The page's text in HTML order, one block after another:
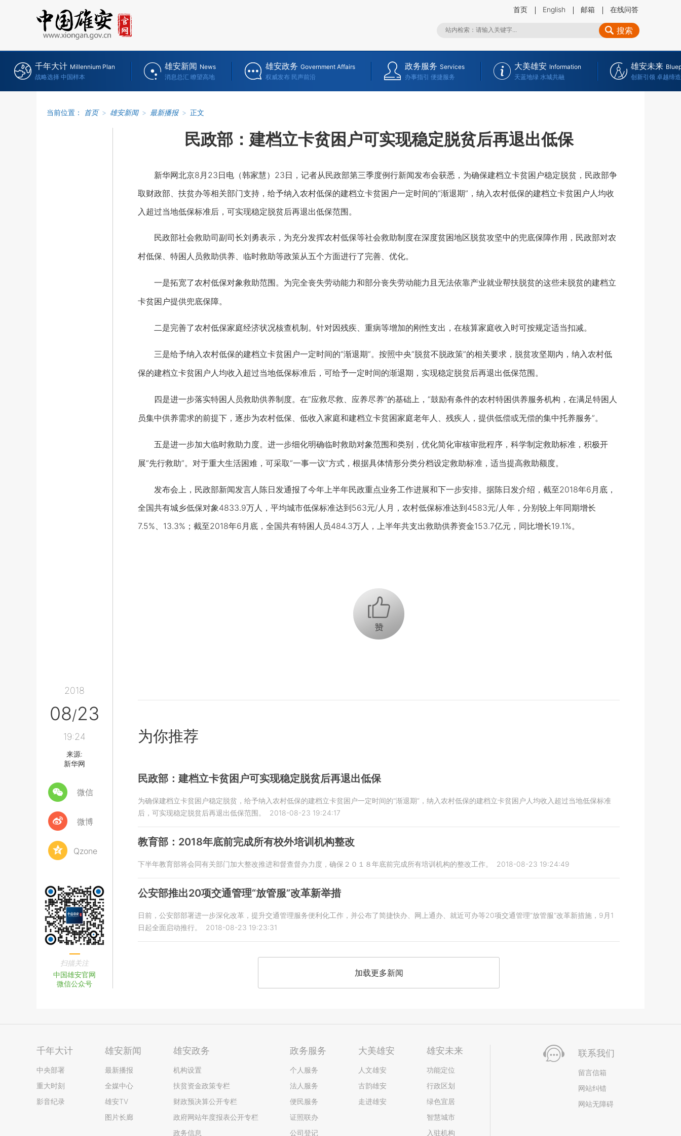
首页 English 邮箱 在线问答
搜索
千年大计 Millennium Plan
战略选择 中国样本
雄安新闻 News
消息总汇 瞭望高地
雄安政务 Government Affairs
权威发布 民声前沿
政务服务 Services
办事指引 便捷服务
大美雄安 Information
天蓝地绿 水城共融
雄安未来
创新引领 卓越缔造
当前位置： 首页 > 雄安新闻 > 最新播报 > 正文
2018
08/23
19:24
来源:
新华网
微信
微博
Qzone
扫描关注
中国雄安官网
微信公众号
民政部：建档立卡贫困户可实现稳定脱贫后再退出低保
新华网北京8月23日电（韩家慧）23日，记者从民政部第三季度例行新闻发布会获悉，为确保建档立卡贫困户稳定脱贫，民政部争
取财政部、扶贫办等相关部门支持，给予纳入农村低保的建档立卡贫困户一定时间的“渐退期”，纳入农村低保的建档立卡贫困户人均收
入超过当地低保标准后，可实现稳定脱贫后再退出低保范围。
民政部社会救助司副司长刘勇表示，为充分发挥农村低保等社会救助制度在深度贫困地区脱贫攻坚中的兜底保障作用，民政部对农
村低保、特困人员救助供养、临时救助等政策从五个方面进行了完善、优化。
一是拓宽了农村低保对象救助范围。为完全丧失劳动能力和部分丧失劳动能力且无法依靠产业就业帮扶脱贫的这些未脱贫的建档立
卡贫困户提供兜底保障。
二是完善了农村低保家庭经济状况核查机制。针对因残疾、重病等增加的刚性支出，在核算家庭收入时可按规定适当扣减。
三是给予纳入农村低保的建档立卡贫困户一定时间的“渐退期”。按照中央“脱贫不脱政策”的相关要求，脱贫攻坚期内，纳入农村低
保的建档立卡贫困户人均收入超过当地低保标准后，可给予一定时间的渐退期，实现稳定脱贫后再退出低保范围。
四是进一步落实特困人员救助供养制度。在“应救尽救、应养尽养”的基础上，“鼓励有条件的农村特困供养服务机构，在满足特困人
员集中供养需求的前提下，逐步为农村低保、低收入家庭和建档立卡贫困家庭老年人、残疾人，提供低偿或无偿的集中托养服务”。
五是进一步加大临时救助力度。进一步细化明确临时救助对象范围和类别，优化简化审核审批程序，科学制定救助标准，积极开
展“先行救助”。对于重大生活困难，可采取“一事一议”方式，根据具体情形分类分档设定救助标准，适当提高救助额度。
发布会上，民政部新闻发言人陈日发通报了今年上半年民政重点业务工作进展和下一步安排。据陈日发介绍，截至2018年6月底，
全国共有城乡低保对象4833.9万人，平均城市低保标准达到563元/人月，农村低保标准达到4583元/人年，分别较上年同期增长
7.5%、13.3%；截至2018年6月底，全国共有特困人员484.3万人，上半年共支出救助供养资金153.7亿元，同比增长19.1%。
+1
为你推荐
民政部：建档立卡贫困户可实现稳定脱贫后再退出低保
为确保建档立卡贫困户稳定脱贫，给予纳入农村低保的建档立卡贫困户一定时间的“渐退期”，纳入农村低保的建档立卡贫困户人均收入超过当地低保标准
后，可实现稳定脱贫后再退出低保范围。
2018-08-23 19:24:17
教育部：2018年底前完成所有校外培训机构整改
下半年教育部将会同有关部门加大整改推进和督查督办力度，确保２０１８年底前完成所有培训机构的整改工作。 2018-08-23 19:24:49
公安部推出20项交通管理“放管服”改革新举措
日前，公安部部署进一步深化改革，提升交通管理服务便利化工作，并公布了简捷快办、网上通办、就近可办等20项交通管理“放管服”改革新措施，9月1
日起全面启动推行。
2018-08-23 19:23:31
加载更多新闻
千年大计
中央部署
重大时刻
影音纪录
雄安新闻
最新播报
全媒中心
雄安TV
图片长廊
雄安政务
机构设置
扶贫资金政策专栏
财政预决算公开专栏
政府网站年度报表公开专栏
政务信息
政务服务
个人服务
法人服务
便民服务
证照联办
公司登记
大美雄安
人文雄安
古韵雄安
走进雄安
雄安未来
功能定位
行政区划
绿色宜居
智慧城市
入驻机构
联系我们
留言信箱
网站纠错
网站无障碍